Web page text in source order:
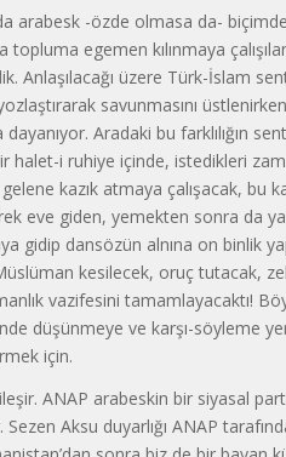
arabesk -özde olmasa da-
egemen kılınmaya
Anlaşılaca­ğı üzere Türk-İslam
savunmasını
Aradaki bu farklılığın
halet-i ruhiye içinde, istedikleri
kazık at­maya çalışacak, bu
eve giden, yemekten sonra da ya
gi­dip dansözün alnına on binlik
kesilecek, oruç tutacak,
vazifesini tamamlayacaktı!
düşünmeye ve karşı-söyleme
için.
ANAP arabeskin bir siyasal
Sezen Aksu duyarlığı ANAP